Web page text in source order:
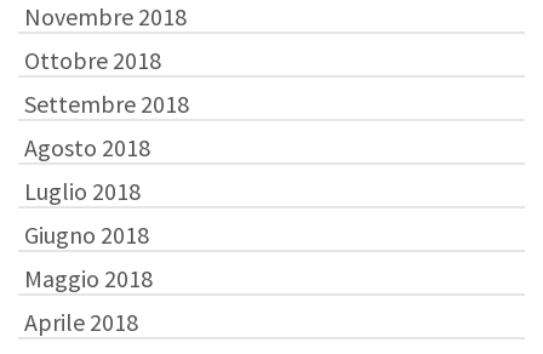
Novembre 2018
Ottobre 2018
Settembre 2018
Agosto 2018
Luglio 2018
Giugno 2018
Maggio 2018
Aprile 2018